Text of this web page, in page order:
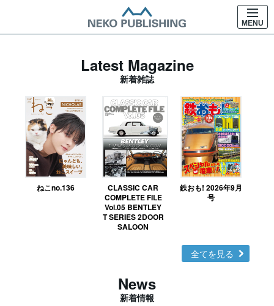
MENU
Latest Magazine
新着雑誌
ねこno.136
CLASSIC CAR
COMPLETE FILE
Vol.05 BENTLEY
T SERIES 2DOOR
SALOON
鉄おも! 2026年9月
号
全てを見る
News
新着情報